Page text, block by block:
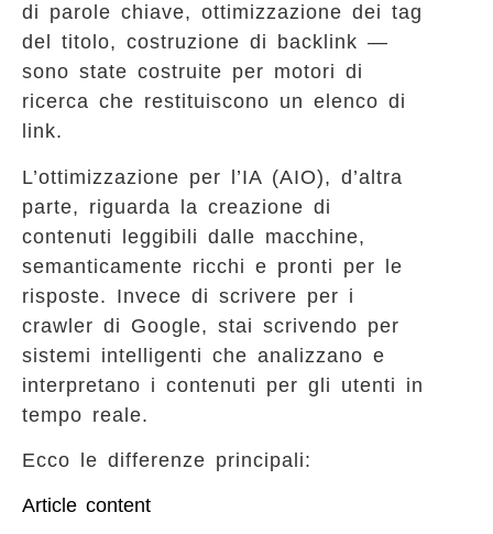
di parole chiave, ottimizzazione dei tag
del titolo, costruzione di backlink —
sono state costruite per motori di
ricerca che restituiscono un elenco di
link.
L’ottimizzazione per l’IA (AIO), d’altra
parte, riguarda la creazione di
contenuti leggibili dalle macchine,
semanticamente ricchi e pronti per le
risposte. Invece di scrivere per i
crawler di Google, stai scrivendo per
sistemi intelligenti che analizzano e
interpretano i contenuti per gli utenti in
tempo reale.
Ecco le differenze principali:
Article content